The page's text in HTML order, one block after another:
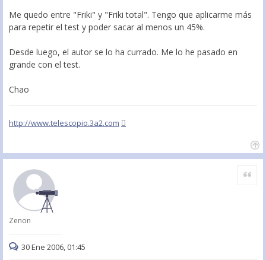
Me quedo entre "Friki" y "Friki total". Tengo que aplicarme más
para repetir el test y poder sacar al menos un 45%.
Desde luego, el autor se lo ha currado. Me lo he pasado en
grande con el test.
Chao
http://www.telescopio.3a2.com
Zenon
Citar
30 Ene 2006, 01:45